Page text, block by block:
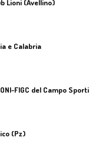
Lioni (Avellino)
e Calabria
(Pz)